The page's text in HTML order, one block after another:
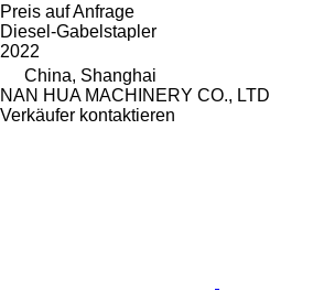
Preis auf Anfrage
Diesel-Gabelstapler
2022
China, Shanghai
NAN HUA MACHINERY CO., LTD
Verkäufer kontaktieren